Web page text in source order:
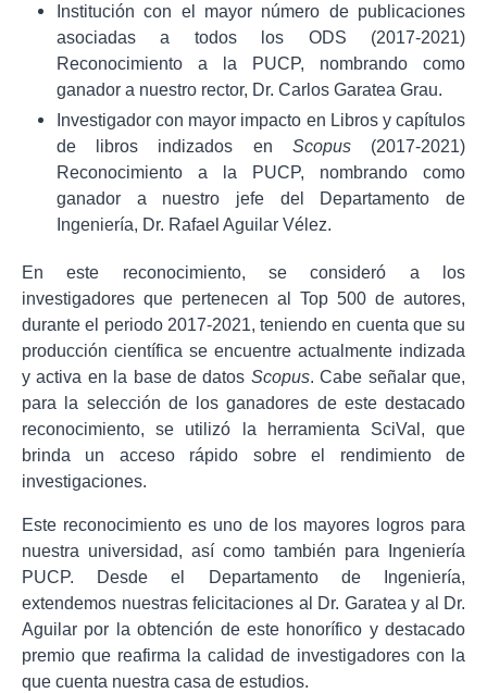
Institución con el mayor número de publicaciones
asociadas a todos los ODS (2017-2021)
Reconocimiento a la PUCP, nombrando como
ganador a nuestro rector, Dr. Carlos Garatea Grau.
Investigador con mayor impacto en Libros y capítulos
de libros indizados en Scopus(2017-2021)
Reconocimiento a la PUCP, nombrando como
ganador a nuestro jefe del Departamento de
Ingeniería, Dr. Rafael Aguilar Vélez.
En este reconocimiento, se consideró a los
investigadores que pertenecen al Top 500 de autores,
durante el periodo 2017-2021, teniendo en cuenta que su
producción científica se encuentre actualmente indizada
y activa en la base de datos Scopus. Cabe señalar que,
para la selección de los ganadores de este destacado
reconocimiento, se utilizó la herramienta SciVal, que
brinda un acceso rápido sobre el rendimiento de
investigaciones.
Este reconocimiento es uno de los mayores logros para
nuestra universidad, así como también para Ingeniería
PUCP. Desde el Departamento de Ingeniería,
extendemos nuestras felicitaciones al Dr. Garatea y al Dr.
Aguilar por la obtención de este honorífico y destacado
premio que reafirma la calidad de investigadores con la
que cuenta nuestra casa de estudios.